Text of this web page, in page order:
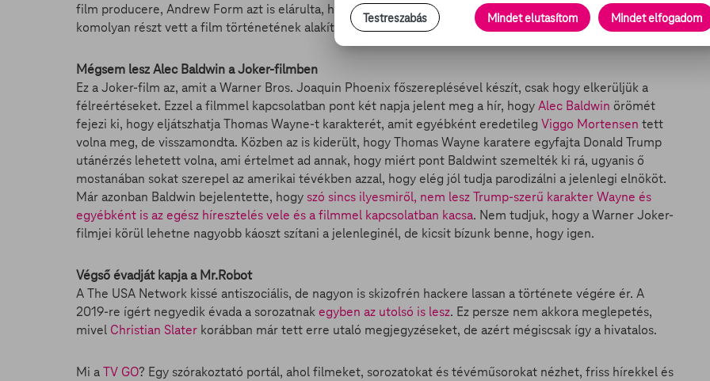
film producere, Andrew Form azt is elárulta, hogyJohn Krasinski , aki nem csak főszereplő volt, hanem
komolyan részt vett a film történetének alakításában is, a folytatásban is szerepet vállal.
Mégsem lesz Alec Baldwin a Joker-filmben
Ez a Joker-film az, amit a Warner Bros. Joaquin Phoenix főszereplésével készít, csak hogy elkerüljük a
félreértéseket. Ezzel a filmmel kapcsolatban pont két napja jelent meg a hír, hogyAlec Baldwin örömét
fejezi ki, hogy eljátszhatja Thomas Wayne-t karakterét, amit egyébként eredetileg Viggo Mortensen tett
volna meg, de visszamondta. Közben az is kiderült, hogy Thomas Wayne karatere egyfajta Donald Trump
utánérzés lehetett volna, ami értelmet ad annak, hogy miért pont Baldwint szemelték ki rá, ugyanis ő
mostanában sokat szerepel az amerikai tévékben azzal, hogy elég jól tudja parodizálni a jelenlegi elnököt.
Már azonban Baldwin bejelentette, hogy szó sincs ilyesmiről, nem lesz Trump-szerű karakter Wayne és
egyébként is az egész híresztelés vele és a filmmel kapcsolatban kacsa. Nem tudjuk, hogy a Warner Joker-
filmjei körül lehetne nagyobb káoszt szítani a jelenleginél, de kicsit bízunk benne, hogy igen.
Végső évadját kapja a Mr.Robot
A The USA Network kissé antiszociális, de nagyon is skizofrén hackere lassan a története végére ér. A
2019-re ígért negyedik évada a sorozatnak egyben az utolsó is lesz. Ez persze nem akkora meglepetés,
mivel Christian Slater korábban már tett erre utaló megjegyzéseket, de azért mégiscsak így a hivatalos.
Mi aTV GO? Egy szórakoztató portál, ahol filmeket, sorozatokat és tévéműsorokat nézhet, friss hírekkel és
Testreszabás Mindet elutasítom Mindet elfogadom